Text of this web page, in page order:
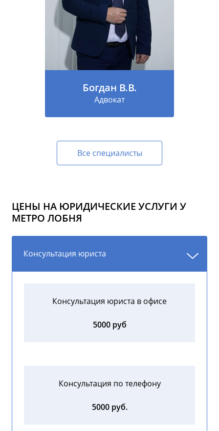
Богдан В.В.
Адвокат
Все специалисты
ЦЕНЫ НА ЮРИДИЧЕСКИЕ УСЛУГИ У
МЕТРО ЛОБНЯ
Консультация юриста
Консультация юриста в офисе
5000 руб
Консультация по телефону
5000 руб.